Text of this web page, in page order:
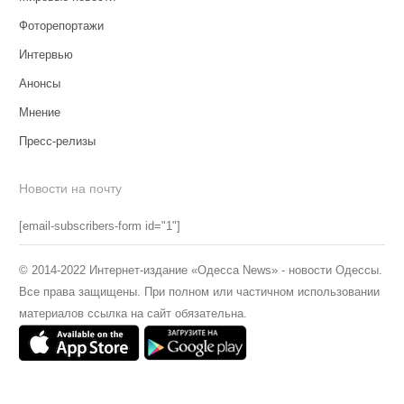
Фоторепортажи
Интервью
Анонсы
Мнение
Пресс-релизы
Новости на почту
[email-subscribers-form id="1"]
© 2014-2022 Интернет-издание «Одесса News» - новости Одессы.
Все права защищены. При полном или частичном использовании
материалов ссылка на сайт обязательна.